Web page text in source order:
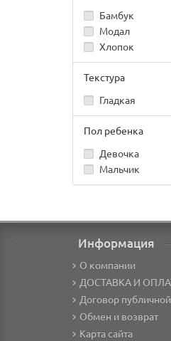
Бамбук
Модал
Хлопок
Текстура
Гладкая
Пол ребенка
Девочка
Мальчик
Информация
О компании
ДОСТАВКА И
Договор
Обмен и возврат
Карта сайта